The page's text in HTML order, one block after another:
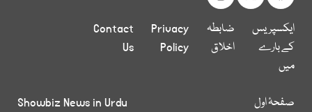
ایکسپریس
کے بارے
میں
ضابطہ
اخلاق
Privacy
Policy
Contact
Us
صفحۂ اول
Showbiz News in Urdu